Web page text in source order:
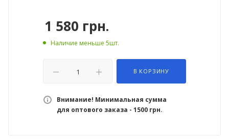
1 580 грн.
Наличие меньше 5шт.
В КОРЗИНУ
Внимание! Минимальная сумма
для оптового заказа - 1500 грн.